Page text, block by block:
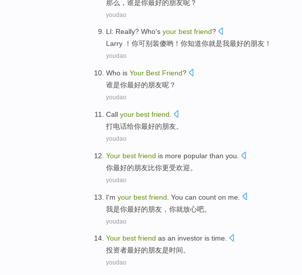
那么 ， 谁是你最好的 朋友呢？
youdao
Ll: Really? Who's your best friend?
Larry ！ 你可别装傻哟！你知道你就是我最好的朋友 ！
youdao
Who is Your Best Friend?
谁是你最好的朋友呢？
youdao
Call your best friend
打电话给你最好的朋友。
youdao
Your best friend is more popular than you
你最好的朋友比你更受欢迎。
youdao
I'm your best friend You can count on me
我是你最好的朋友 ， 你就放心吧。
youdao
Your best friend as an investor is time.
投资者最好的朋友是时间。
youdao